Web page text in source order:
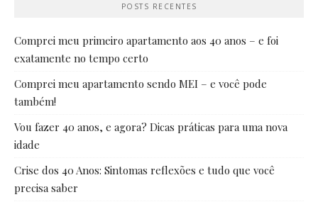
POSTS RECENTES
Comprei meu primeiro apartamento aos 40 anos – e foi
exatamente no tempo certo
Comprei meu apartamento sendo MEI – e você pode
também!
Vou fazer 40 anos, e agora? Dicas práticas para uma nova
idade
Crise dos 40 Anos: Sintomas reflexões e tudo que você
precisa saber